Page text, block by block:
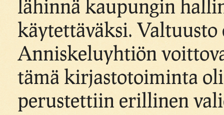
lähinnä kaupungin
käytettäväksi.
Anniskeluyhtiön
tämä kirjastotoiminta
perustettiin erillinen